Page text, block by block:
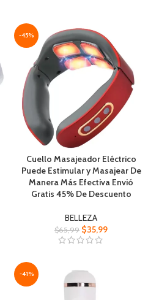
-45%
Cuello Masajeador Eléctrico
Puede Estimular y Masajear De
Manera Más Efectiva Envió
Gratis 45% De Descuento
BELLEZA
$65,99 $35,99
-41%